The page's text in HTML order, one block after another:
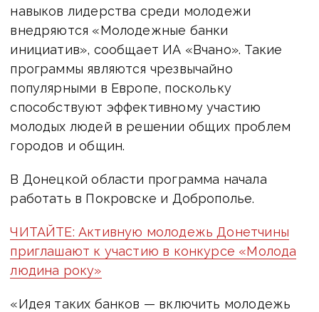
навыков лидерства среди молодежи
внедряются «Молодежные банки
инициатив», сообщает ИА «Вчано». Такие
программы являются чрезвычайно
популярными в Европе, поскольку
способствуют эффективному участию
молодых людей в решении общих проблем
городов и общин.
В Донецкой области программа начала
работать в Покровске и Доброполье.
ЧИТАЙТЕ: Активную молодежь Донетчины
приглашают к участию в конкурсе «Молода
людина року»
«Идея таких банков — включить молодежь